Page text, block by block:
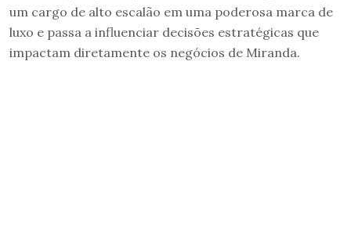
um cargo de alto escalão em uma poderosa marca de
luxo e passa a influenciar decisões estratégicas que
impactam diretamente os negócios de Miranda.